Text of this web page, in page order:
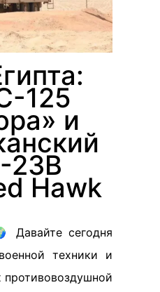
125
и
23В
Hawk
Давайте сегодня
техники и
противовоздушной